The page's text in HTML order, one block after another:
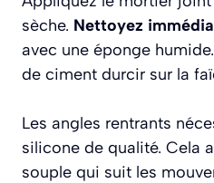
sèche. Nettoyez
avec une éponge
de ciment durcir sur la
Les angles rentrants
silicone de qualité. Cela
souple qui suit les